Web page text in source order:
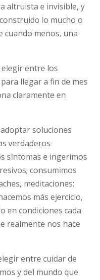
altruista e invisible, y
lo mucho o
cuando menos, una
elegir entre los
llegar a fin de mes
claramente en
soluciones
verdaderos
síntomas e ingerimos
consumimos
meditaciones;
más ejercicio,
en condiciones cada
realmente nos hace
entre cuidar de
y del mundo que